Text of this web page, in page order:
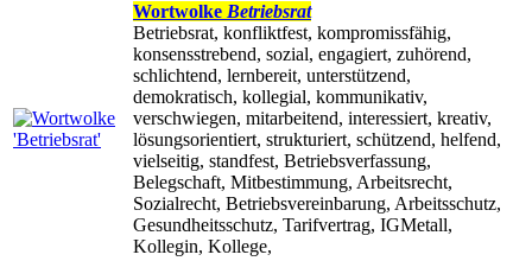
Wortwolke Betriebsrat
Betriebsrat, konfliktfest, kompromissfähig,
konsensstrebend, sozial, engagiert, zuhörend,
schlichtend, lernbereit, unterstützend,
demokratisch, kollegial, kommunikativ,
verschwiegen, mitarbeitend, interessiert, kreativ,
lösungsorientiert, strukturiert, schützend, helfend,
vielseitig, standfest, Betriebsverfassung,
Belegschaft, Mitbestimmung, Arbeitsrecht,
Sozialrecht, Betriebsvereinbarung, Arbeitsschutz,
Gesundheitsschutz, Tarifvertrag, IGMetall,
Kollegin, Kollege,